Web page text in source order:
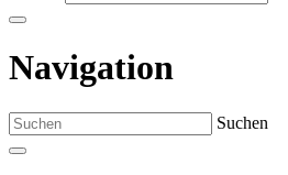
Navigation
Suchen